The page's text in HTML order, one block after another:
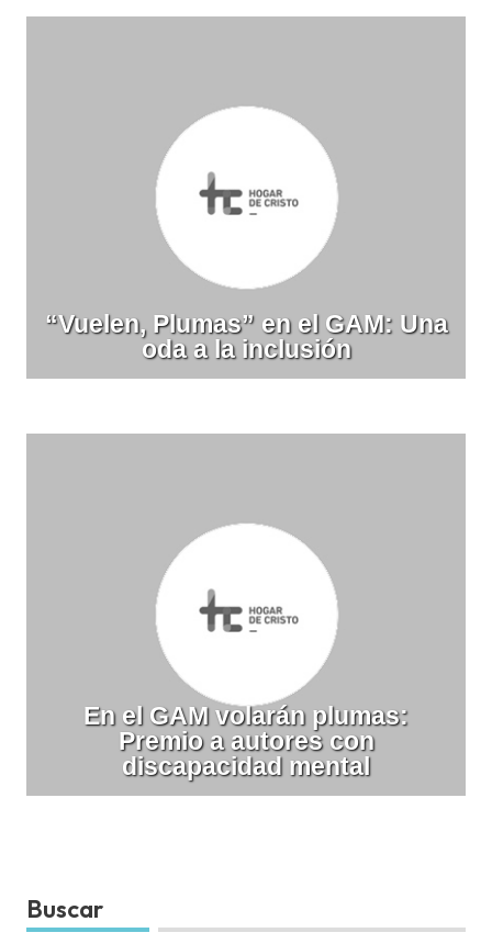
“Vuelen, Plumas” en el GAM: Una
oda a la inclusión
En el GAM volarán plumas:
Premio a autores con
discapacidad mental
Buscar